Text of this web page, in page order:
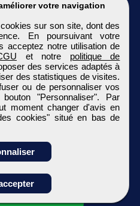
ses
votre navigation
sur son site, dont des
En poursuivant votre
acceptez notre utilisation de
et notre politique de
des services adaptés à
des statistiques de visites.
ou de personnaliser vos
"Personnaliser". Par
moment changer d'avis en
cookies" situé en bas de
© 1999 - 2026